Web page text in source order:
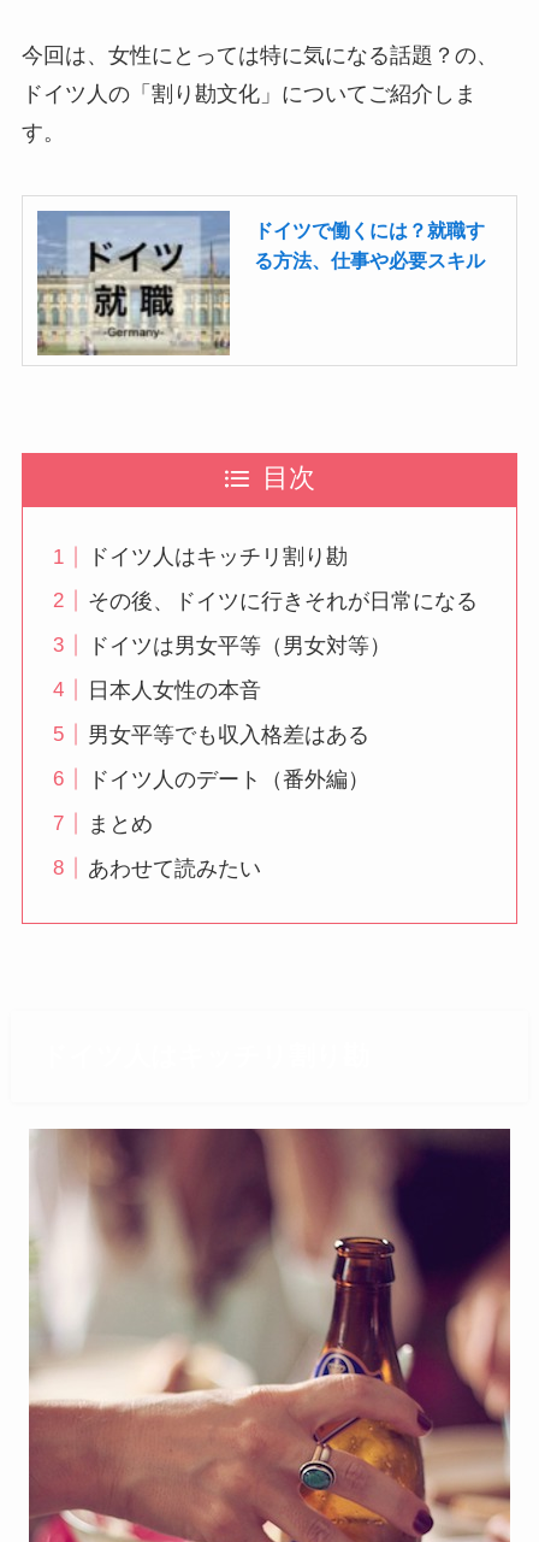
今回は、女性にとっては特に気になる話題？の、
ドイツ人の「割り勘文化」についてご紹介しま
す。
ドイツで働くには？就職す
る方法、仕事や必要スキル
目次
ドイツ人はキッチリ割り勘
その後、ドイツに行きそれが日常になる
ドイツは男女平等（男女対等）
日本人女性の本音
男女平等でも収入格差はある
ドイツ人のデート（番外編）
まとめ
あわせて読みたい